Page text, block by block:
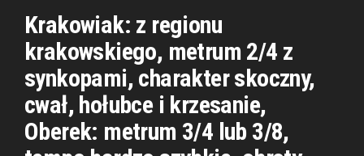
Krakowiak: z regionu
krakowskiego, metrum 2/4 z
synkopami, charakter skoczny,
cwał, hołubce i krzesanie,
Oberek: metrum 3/4 lub 3/8,